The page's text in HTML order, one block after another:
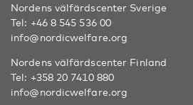
Nordens välfärdscenter Sverige
Tel: +46 8 545 536 00
info@nordicwelfare.org
Nordens välfärdscenter Finland
Tel: +358 20 7410 880
info@nordicwelfare.org